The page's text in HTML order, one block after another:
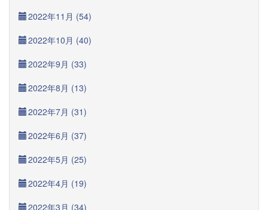
2022年11月 (54)
2022年10月 (40)
2022年9月 (33)
2022年8月 (13)
2022年7月 (31)
2022年6月 (37)
2022年5月 (25)
2022年4月 (19)
2022年3月 (34)